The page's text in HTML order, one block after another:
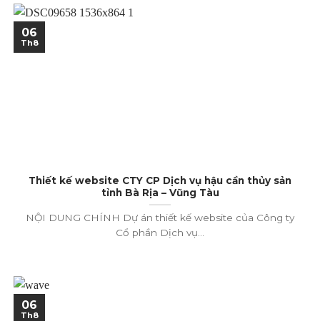
Thiết kế website CTY CP Dịch vụ hậu cần thủy sản
tỉnh Bà Rịa – Vũng Tàu
NỘI DUNG CHÍNH Dự án thiết kế website của Công ty
Cổ phần Dịch vụ...
06
Th8
06
Th8